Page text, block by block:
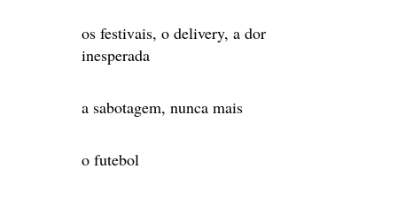
os festivais, o delivery, a dor
inesperada
a sabotagem, nunca mais
o futebol